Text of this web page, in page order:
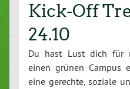
Kick-Off
24.10
Du hast Lust dich für
einen grünen Campus
eine gerechte, soziale